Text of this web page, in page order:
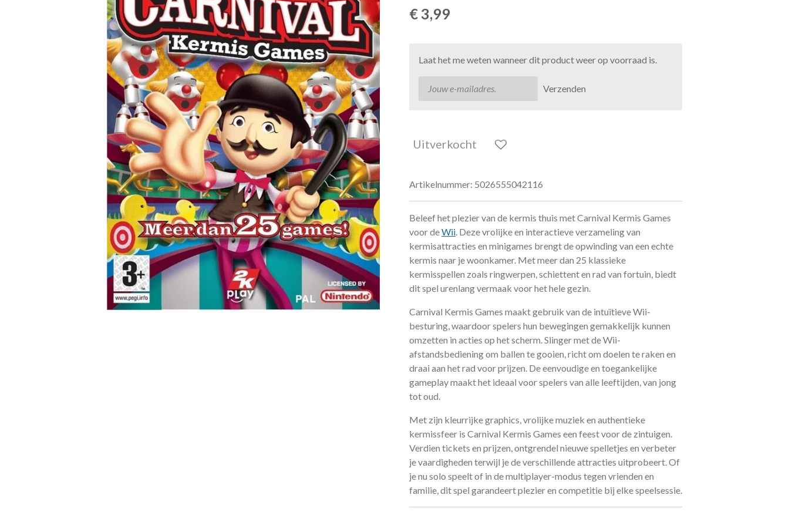
€ 3,99
Laat het me weten wanneer dit product weer op voorraad is.
Verzenden
Uitverkocht
Artikelnummer: 5026555042116
Beleef het plezier van de kermis thuis met Carnival Kermis Games
voor deWii. Deze vrolijke en interactieve verzameling van
kermisattracties en minigames brengt de opwinding van een echte
kermis naar je woonkamer. Met meer dan 25 klassieke
kermisspellen zoals ringwerpen, schiettent en rad van fortuin, biedt
dit spel urenlang vermaak voor het hele gezin.
Carnival Kermis Games maakt gebruik van de intuïtieve Wii-
besturing, waardoor spelers hun bewegingen gemakkelijk kunnen
omzetten in acties op het scherm. Slinger met de Wii-
afstandsbediening om ballen te gooien, richt om doelen te raken en
draai aan het rad voor prijzen. De eenvoudige en toegankelijke
gameplay maakt het ideaal voor spelers van alle leeftijden, van jong
tot oud.
Met zijn kleurrijke graphics, vrolijke muziek en authentieke
kermissfeer is Carnival Kermis Games een feest voor de zintuigen.
Verdien tickets en prijzen, ontgrendel nieuwe spelletjes en verbeter
je vaardigheden terwijl je de verschillende attracties uitprobeert. Of
je nu solo speelt of in de multiplayer-modus tegen vrienden en
familie, dit spel garandeert plezier en competitie bij elke speelsessie.